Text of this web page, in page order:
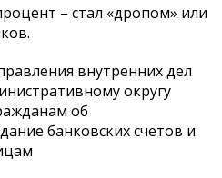
– стал «дропом» или
внутренних дел
округу
об
банковских счетов и